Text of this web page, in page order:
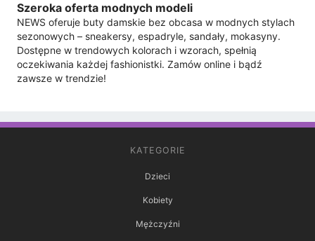
Szeroka oferta modnych modeli
NEWS oferuje buty damskie bez obcasa w modnych stylach
sezonowych – sneakersy, espadryle, sandały, mokasyny.
Dostępne w trendowych kolorach i wzorach, spełnią
oczekiwania każdej fashionistki. Zamów online i bądź
zawsze w trendzie!
KATEGORIE
Dzieci
Kobiety
Mężczyźni